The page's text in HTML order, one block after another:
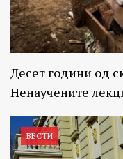
Десет години од
Ненаучените
ВЕСТИ